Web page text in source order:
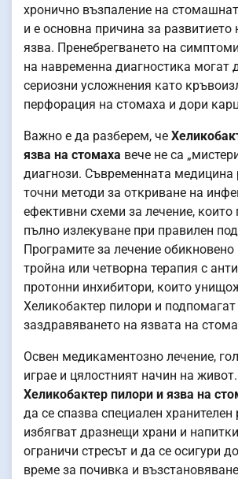
хронично възпаление на
и е основна причина за
язва. Пренебрегването на
на навременна диагностика могат
сериозни усложнения като
перфорация на стомаха и дори
Важно е да разберем, че
язва на стомаха вече не са
диагнози. Съвременната медицина
точни методи за откриване на
ефективни схеми за лечение, които
пълно излекуване при правилен
Програмите за лечение
тройна или четворна терапия с
протонни инхибитори, които
Хеликобактер пилори и подпомагат
заздравяването на язвата на
Освен медикаментозно лечение,
играе и цялостният начин на
Хеликобактер пилори и язва на
да се спазва специален
избягват дразнещи храни и
ограничи стресът и да се осигури
време за почивка и